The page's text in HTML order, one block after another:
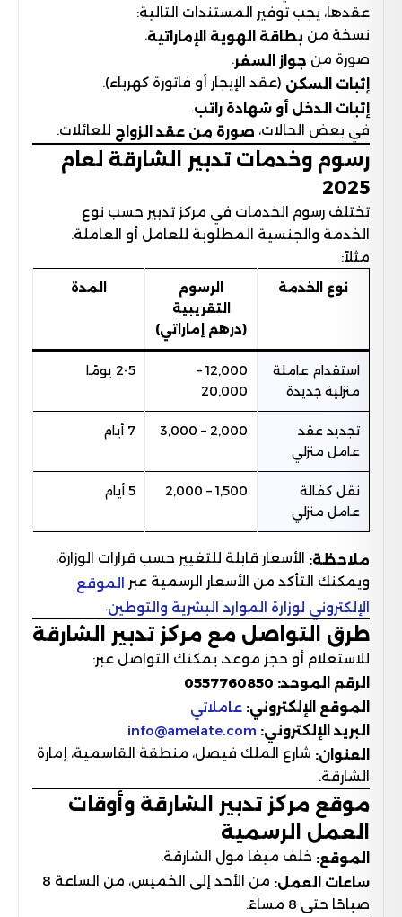
عقدها، يجب توفير المستندات التالية:
نسخة من بطاقة الهوية الإماراتية.
صورة من جواز السفر.
إثبات السكن (عقد الإيجار أو فاتورة كهرباء).
إثبات الدخل أو شهادة راتب.
في بعض الحالات، صورة من عقد الزواج للعائلات.
رسوم وخدمات تدبير الشارقة لعام
2025
تختلف رسوم الخدمات في مركز تدبير حسب نوع
الخدمة والجنسية المطلوبة للعامل أو العاملة.
مثلاً:
نوع الخدمة
الرسوم
التقريبية
(درهم إماراتي)
المدة
استقدام عاملة
منزلية جديدة
12,000 –
20,000
2-5 يومًا
تجديد عقد
عامل منزلي
2,000 – 3,000 7 أيام
نقل كفالة
عامل منزلي
1,500 – 2,000 5 أيام
ملاحظة: الأسعار قابلة للتغيير حسب قرارات الوزارة،
ويمكنك التأكد من الأسعار الرسمية عبر الموقع
الإلكتروني لوزارة الموارد البشرية والتوطين.
طرق التواصل مع مركز تدبير الشارقة
للاستعلام أو حجز موعد، يمكنك التواصل عبر:
الرقم الموحد: 0557760850
الموقع الإلكتروني: عاملاتي
البريد الإلكتروني: info@amelate.com
العنوان: شارع الملك فيصل، منطقة القاسمية، إمارة
الشارقة.
موقع مركز تدبير الشارقة وأوقات
العمل الرسمية
الموقع: خلف ميغا مول الشارقة.
ساعات العمل:
من الأحد إلى الخميس، من الساعة 8
صباحًا حتى 8 مساءً.